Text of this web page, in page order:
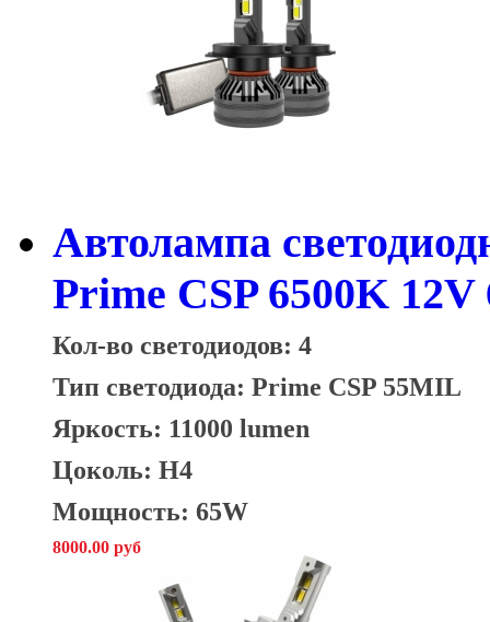
Автолампа
Prime CSP 6500K
Кол-во светодиодов: 4
Тип светодиода: Prime CSP 55MIL
Яркость: 11000 lumen
Цоколь: H4
Мощность: 65W
8000.00 руб